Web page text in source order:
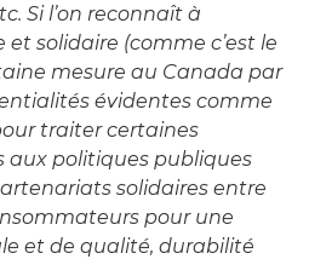
Si l’on reconnaît à
et solidaire (comme c’est le
mesure au Canada par
évidentes comme
traiter certaines
aux politiques publiques
solidaires entre
pour une
et de qualité, durabilité